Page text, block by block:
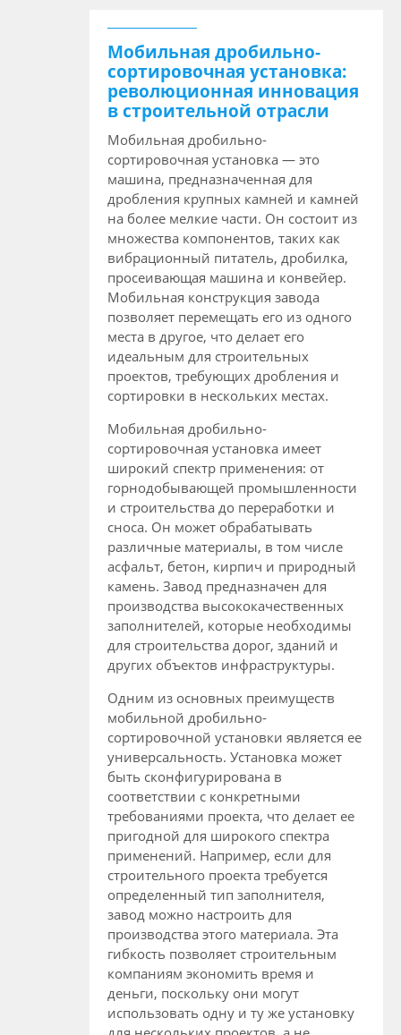
Мобильная дробильно-
сортировочная установка:
революционная инновация
в строительной отрасли
Мобильная дробильно-
сортировочная установка — это
машина, предназначенная для
дробления крупных камней и камней
на более мелкие части. Он состоит из
множества компонентов, таких как
вибрационный питатель, дробилка,
просеивающая машина и конвейер.
Мобильная конструкция завода
позволяет перемещать его из одного
места в другое, что делает его
идеальным для строительных
проектов, требующих дробления и
сортировки в нескольких местах.
Мобильная дробильно-
сортировочная установка имеет
широкий спектр применения: от
горнодобывающей промышленности
и строительства до переработки и
сноса. Он может обрабатывать
различные материалы, в том числе
асфальт, бетон, кирпич и природный
камень. Завод предназначен для
производства высококачественных
заполнителей, которые необходимы
для строительства дорог, зданий и
других объектов инфраструктуры.
Одним из основных преимуществ
мобильной дробильно-
сортировочной установки является ее
универсальность. Установка может
быть сконфигурирована в
соответствии с конкретными
требованиями проекта, что делает ее
пригодной для широкого спектра
применений. Например, если для
строительного проекта требуется
определенный тип заполнителя,
завод можно настроить для
производства этого материала. Эта
гибкость позволяет строительным
компаниям экономить время и
деньги, поскольку они могут
использовать одну и ту же установку